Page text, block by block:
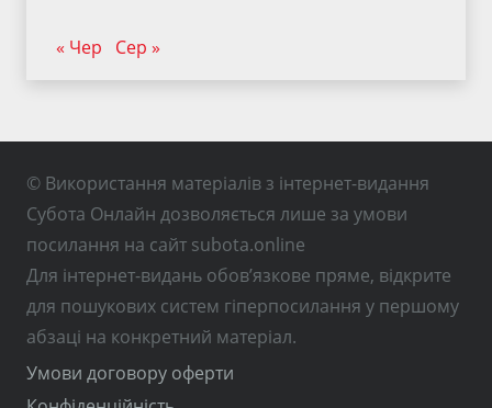
« Чер Сер »
© Використання матеріалів з інтернет-видання
Субота Онлайн дозволяється лише за умови
посилання на сайт subota.online
Для інтернет-видань обов’язкове пряме, відкрите
для пошукових систем гіперпосилання у першому
абзаці на конкретний матеріал.
Умови договору оферти